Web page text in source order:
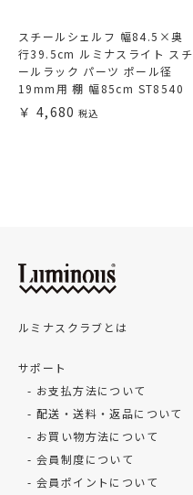
スチールシェルフ 幅84.5×奥
行39.5cm ルミナスライト スチ
ールラック パーツ ポール径
19mm用 棚 幅85cm ST8540
4,680
ルミナスクラブとは
サポート
お支払方法について
配送・送料・返品について
お買い物方法について
会員制度について
会員ポイントについて